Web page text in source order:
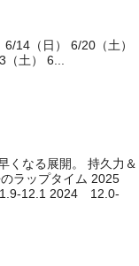
14（日） 6/20（土）
土） 6...
くなる展開。 持久力＆
ラップタイム 2025
12.1 2024 12.0-